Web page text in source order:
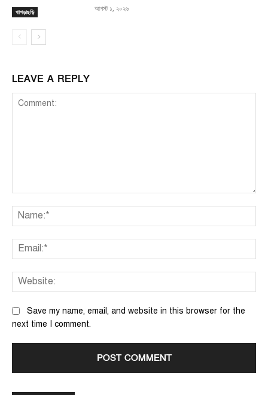
খাগড়াছড়ি আগস্ট ১, ২০২৬
LEAVE A REPLY
Save my name, email, and website in this browser for the
next time I comment.